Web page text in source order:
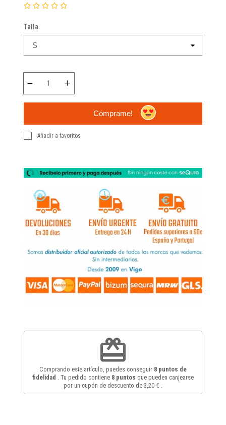
Talla
Cómprame!
Añadir a favoritos
redeem
Comprando este artículo, puedes conseguir 8 puntos de
fidelidad
. Tu pedido contiene 8 puntos que pueden canjearse
por un cupón de descuento de 3,20 €